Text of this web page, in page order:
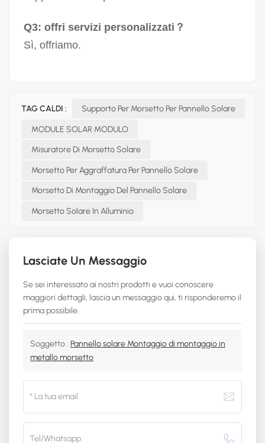
Q3: offri servizi personalizzati？
Sì, offriamo.
TAG CALDI : Supporto Per Morsetto Per Pannello Solare
MODULE SOLAR MODULO
Misuratore Di Morsetto Solare
Morsetto Per Aggraffatura Per Pannello Solare
Morsetto Di Montaggio Del Pannello Solare
Morsetto Solare In Alluminio
Lasciate Un Messaggio
Se sei interessato ai nostri prodotti e vuoi conoscere
maggiori dettagli, lascia un messaggio qui, ti risponderemo il
prima possibile.
Soggetto : Pannello solare Montaggio di montaggio in
metallo morsetto